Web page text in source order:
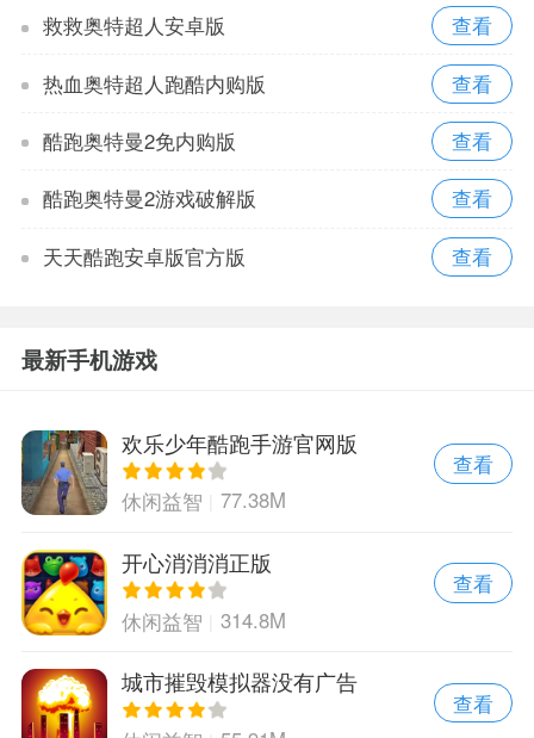
救救奥特超人安卓版
热血奥特超人跑酷内购版
酷跑奥特曼2免内购版
酷跑奥特曼2游戏破解版
天天酷跑安卓版官方版
最新手机游戏
欢乐少年酷跑手游官网版
休闲益智 77.38M
查看
开心消消消正版
休闲益智 314.8M
查看
城市摧毁模拟器没有广告
查看